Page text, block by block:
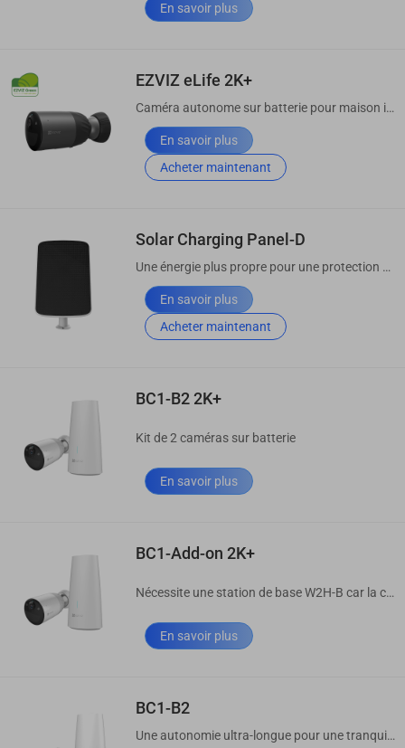
En savoir plus
EZVIZ eLife 2K+
Caméra autonome sur batterie pour maison intelligente
En savoir plus
Acheter maintenant
Solar Charging Panel-D
Une énergie plus propre pour une protection continue
En savoir plus
Acheter maintenant
BC1-B2 2K+
Kit de 2 caméras sur batterie
En savoir plus
BC1-Add-on 2K+
Nécessite une station de base W2H-B car la caméra seule ne fonctionnera pas
En savoir plus
BC1-B2
Une autonomie ultra-longue pour une tranquillité d’esprit tout au long de l’année.